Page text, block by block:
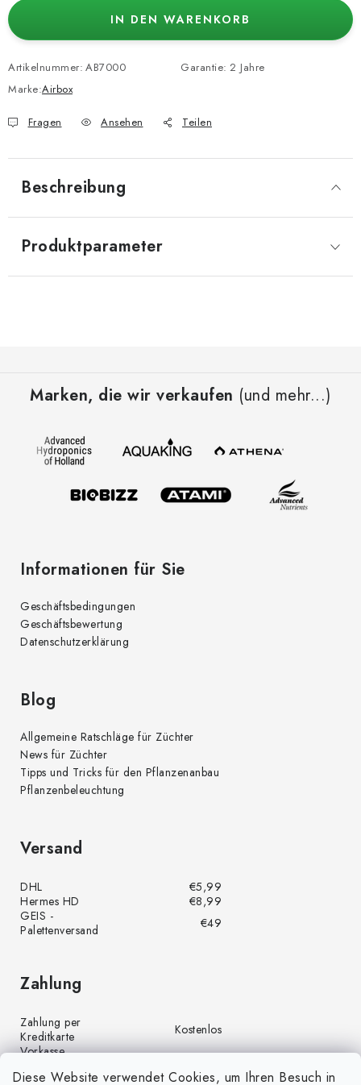
Diese Website verwendet Cookies, um Ihren Besuch in
IN DEN WARENKORB
Artikelnummer: AB7000
Marke:Airbox
Garantie: 2 Jahre
Fragen Ansehen Teilen
Beschreibung
Produktparameter
Marken, die wir verkaufen (und mehr...)
Informationen für Sie
Geschäftsbedingungen
Geschäftsbewertung
Datenschutzerklärung
Blog
Allgemeine Ratschläge für Züchter
News für Züchter
Tipps und Tricks für den Pflanzenanbau
Pflanzenbeleuchtung
Versand
DHL
€5,99
Hermes HD
€8,99
GEIS -
Palettenversand
€49
Zahlung
Zahlung per
Kreditkarte
Kostenlos
Vorkasse
Zahlung per PayPal
Kostenlos